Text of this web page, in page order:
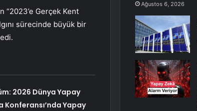
“2023’e Gerçek Kent
sürecinde büyük bir
2026 Dünya Yapay
Konferansı’nda Yapay
Ağustos 6, 2026